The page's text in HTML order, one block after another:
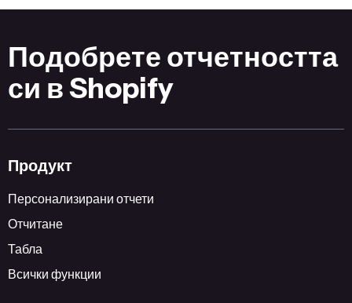
Подобрете отчетността
си в Shopify
Продукт
Персонализирани отчети
Отчитане
Табла
Всички функции